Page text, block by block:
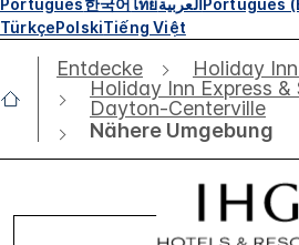
Português한국어ไทยالعربيةPortuguês
TürkçePolskiTiếng Việt
Entdecke
Holiday
Holiday Inn Express &
Dayton-Centerville
Nähere Umgebung